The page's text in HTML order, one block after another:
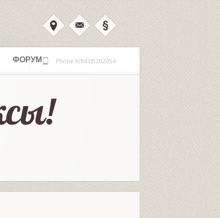
ФОРУМ Phone:8(843)5202054